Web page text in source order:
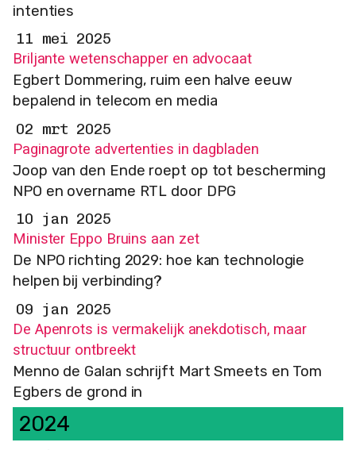
intenties
11 mei 2025
Briljante wetenschapper en advocaat
Egbert Dommering, ruim een halve eeuw
bepalend in telecom en media
02 mrt 2025
Paginagrote advertenties in dagbladen
Joop van den Ende roept op tot bescherming
NPO en overname RTL door DPG
10 jan 2025
Minister Eppo Bruins aan zet
De NPO richting 2029: hoe kan technologie
helpen bij verbinding?
09 jan 2025
De Apenrots is vermakelijk anekdotisch, maar
structuur ontbreekt
Menno de Galan schrijft Mart Smeets en Tom
Egbers de grond in
2024